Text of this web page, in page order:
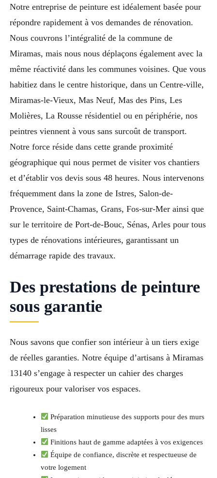
Notre entreprise de peinture est idéalement basée pour
répondre rapidement à vos demandes de rénovation.
Nous couvrons l’intégralité de la commune de
Miramas, mais nous nous déplaçons également avec la
même réactivité dans les communes voisines. Que vous
habitiez dans le centre historique, dans un Centre-ville,
Miramas-le-Vieux, Mas Neuf, Mas des Pins, Les
Molières, La Rousse résidentiel ou en périphérie, nos
peintres viennent à vous sans surcoût de transport.
Notre force réside dans cette grande proximité
géographique qui nous permet de visiter vos chantiers
et d’établir vos devis sous 48 heures. Nous intervenons
fréquemment dans la zone de Istres, Salon-de-
Provence, Saint-Chamas, Grans, Fos-sur-Mer ainsi que
sur le territoire de Port-de-Bouc, Sénas, Arles pour tous
types de rénovations intérieures, garantissant un
démarrage rapide des travaux.
Des prestations de peinture
sous garantie
Nous savons que confier son intérieur à un tiers exige
de réelles garanties. Notre équipe d’artisans à Miramas
13140 s’engage à respecter un cahier des charges
rigoureux pour valoriser vos espaces.
Préparation minutieuse des supports pour des murs
lisses
Finitions haut de gamme adaptées à vos exigences
Équipe de confiance, discrète et respectueuse de
votre logement